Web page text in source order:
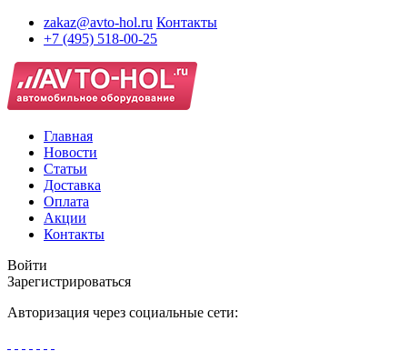
zakaz@avto-hol.ru Контакты
+7 (495) 518-00-25
Главная
Новости
Статьи
Доставка
Оплата
Акции
Контакты
Войти
Зарегистрироваться
Авторизация через социальные сети: